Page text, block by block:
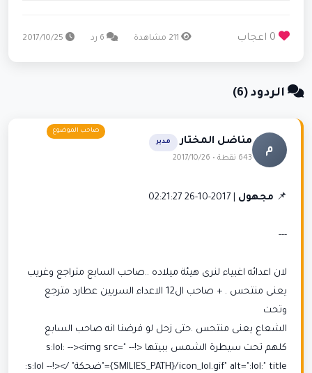
الردود (6)
م
مناضل المختار مدير
643 نقطة • 2017/10/26
📌 مجهول
---
لان اعدائه اغبياء لنرى هيئة ميلاده ..صاحب السابع متراجع وغريب
يعنى منتحس . + صاحب ال12 الاعداء السريين عطارد مترجع
وتحت
الشعاع يعنى منتحس .حتى زحل لو فرضنا انه صاحب السابع
كلهم تحت سيطرة الشمس ببيتها <!-- s:lol: --><img src="
{SMILIES_PATH}/icon_lol.gif" alt=":lol:" title="ضحكة" /><!-- s:lol: